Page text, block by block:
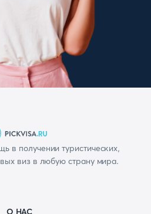
в получении туристических,
виз в любую страну мира.
О НАС